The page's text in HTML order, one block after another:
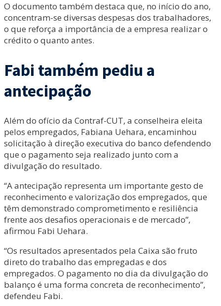
O documento também destaca que, no início do ano,
concentram-se diversas despesas dos trabalhadores,
o que reforça a importância de a empresa realizar o
crédito o quanto antes.
Fabi também pediu a
antecipação
Além do ofício da Contraf-CUT, a conselheira eleita
pelos empregados, Fabiana Uehara, encaminhou
solicitação à direção executiva do banco defendendo
que o pagamento seja realizado junto com a
divulgação do resultado.
“A antecipação representa um importante gesto de
reconhecimento e valorização dos empregados, que
têm demonstrado comprometimento e resiliência
frente aos desafios operacionais e de mercado”,
afirmou Fabi Uehara.
“Os resultados apresentados pela Caixa são fruto
direto do trabalho das empregadas e dos
empregados. O pagamento no dia da divulgação do
balanço é uma forma concreta de reconhecimento”,
defendeu Fabi.